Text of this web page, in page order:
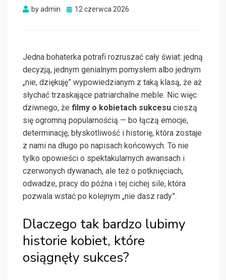
byadmin
Posted
12 czerwca 2026
Jedna bohaterka potrafi rozruszać cały świat: jedną
decyzją, jednym genialnym pomysłem albo jednym
„nie, dziękuję” wypowiedzianym z taką klasą, że aż
słychać trzaskające patriarchalne meble. Nic więc
dziwnego, że filmy o kobietach sukcesu cieszą
się ogromną popularnością — bo łączą emocje,
determinację, błyskotliwość i historię, która zostaje
z nami na długo po napisach końcowych. To nie
tylko opowieści o spektakularnych awansach i
czerwonych dywanach, ale też o potknięciach,
odwadze, pracy do późna i tej cichej sile, która
pozwala wstać po kolejnym „nie dasz rady”.
Dlaczego tak bardzo lubimy
historie kobiet, które
osiągnęły sukces?